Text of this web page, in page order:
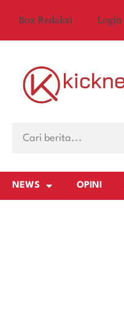
Box Redaksi Login
NEWS OPINI